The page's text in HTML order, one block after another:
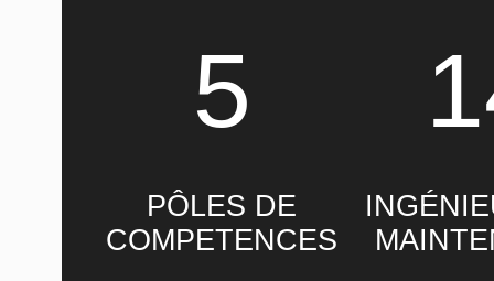
5
PÔLES DE
COMPETENCES